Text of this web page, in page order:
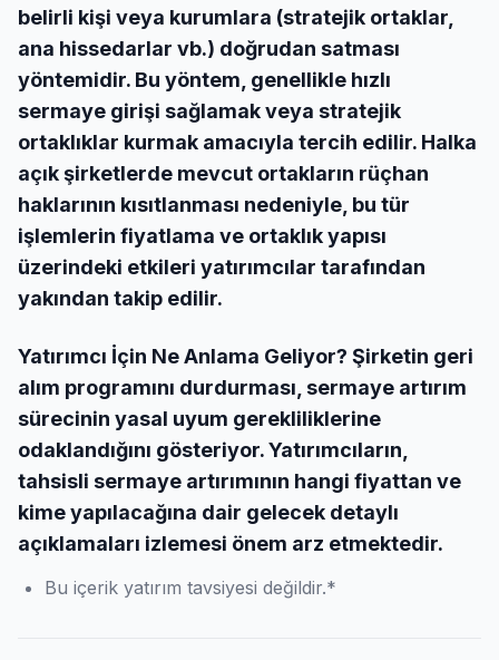
belirli kişi veya kurumlara (stratejik ortaklar,
ana hissedarlar vb.) doğrudan satması
yöntemidir. Bu yöntem, genellikle hızlı
sermaye girişi sağlamak veya stratejik
ortaklıklar kurmak amacıyla tercih edilir. Halka
açık şirketlerde mevcut ortakların rüçhan
haklarının kısıtlanması nedeniyle, bu tür
işlemlerin fiyatlama ve ortaklık yapısı
üzerindeki etkileri yatırımcılar tarafından
yakından takip edilir.
Yatırımcı İçin Ne Anlama Geliyor? Şirketin geri
alım programını durdurması, sermaye artırım
sürecinin yasal uyum gerekliliklerine
odaklandığını gösteriyor. Yatırımcıların,
tahsisli sermaye artırımının hangi fiyattan ve
kime yapılacağına dair gelecek detaylı
açıklamaları izlemesi önem arz etmektedir.
Bu içerik yatırım tavsiyesi değildir.*